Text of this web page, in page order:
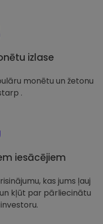
izlase
monētu un žetonu
.
iesācējiem
kas jums ļauj
kļūt par pārliecinātu